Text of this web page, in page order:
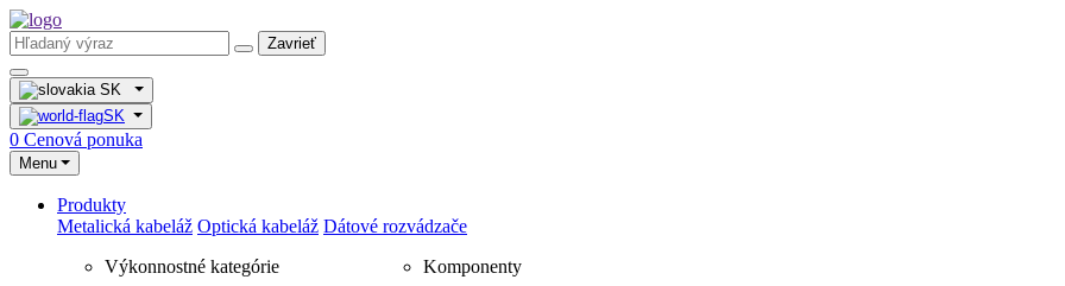
Zavrieť
SK
SK
0 Cenová ponuka
Menu
Produkty
Metalická kabeláž Optická kabeláž Dátové rozvádzače
Výkonnostné kategórie
Komponenty